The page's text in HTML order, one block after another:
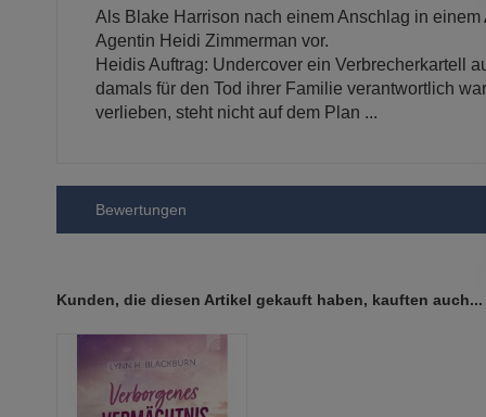
Als Blake Harrison nach einem Anschlag in
Agentin Heidi Zimmerman vor.
Heidis Auftrag: Undercover ein Verbrecherkartell
damals für den Tod ihrer Familie verantwortlich
verlieben, steht nicht auf dem Plan ...
Bewertungen
Kunden, die diesen Artikel gekauft haben, kauften auch...